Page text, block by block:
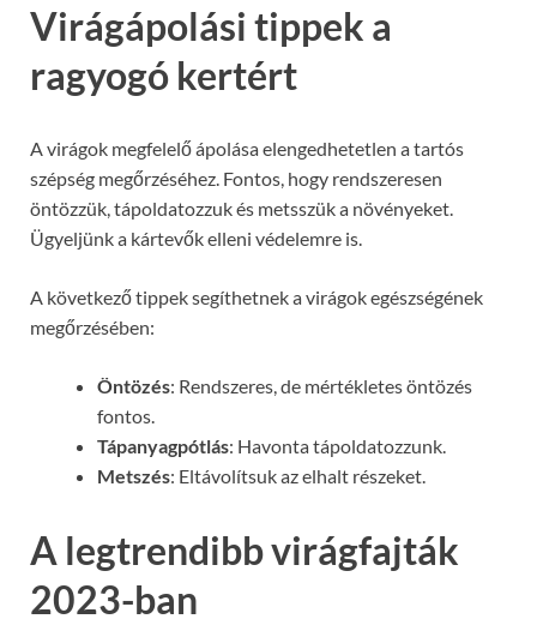
Virágápolási tippek a
ragyogó kertért
A virágok megfelelő ápolása elengedhetetlen a tartós
szépség megőrzéséhez. Fontos, hogy rendszeresen
öntözzük, tápoldatozzuk és metsszük a növényeket.
Ügyeljünk a kártevők elleni védelemre is.
A következő tippek segíthetnek a virágok egészségének
megőrzésében:
Öntözés: Rendszeres, de mértékletes öntözés
fontos.
Tápanyagpótlás: Havonta tápoldatozzunk.
Metszés: Eltávolítsuk az elhalt részeket.
A legtrendibb virágfajták
2023-ban